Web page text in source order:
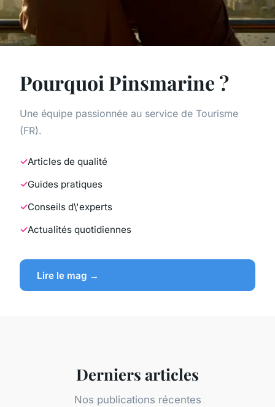
Pourquoi Pinsmarine ?
Une équipe passionnée au service de Tourisme
(FR).
Articles de qualité
Guides pratiques
Conseils d\'experts
Actualités quotidiennes
Lire le mag →
Derniers articles
Nos publications récentes